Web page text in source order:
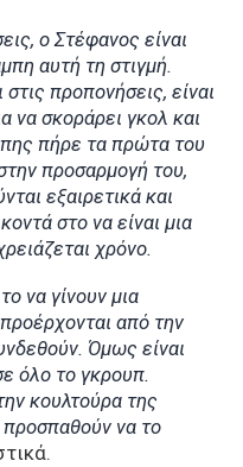
ο Στέφανος είναι
αυτή τη στιγμή.
προπονήσεις, είναι
να σκοράρει γκολ και
πήρε τα πρώτα του
προσαρμογή του,
εξαιρετικά και
στο να είναι μια
χρόνο.
να γίνουν μια
από την
Όμως είναι
όλο το γκρουπ.
κουλτούρα της
προσπαθούν να το